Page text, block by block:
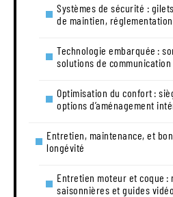
Systèmes de sécurité :
de maintien, réglementation
Technologie embarquée :
solutions de communication
Optimisation du confort :
options d’aménagement
Entretien, maintenance, et
longévité
Entretien moteur et coque :
saisonnières et guides vidéo